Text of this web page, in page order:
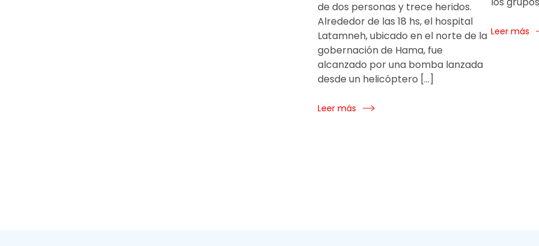
de dos personas y trece heridos.
Alrededor de las 18 hs, el hospital
Latamneh, ubicado en el norte de la
gobernación de Hama, fue
alcanzado por una bomba lanzada
desde un helicóptero […]
Leer más
Leer más